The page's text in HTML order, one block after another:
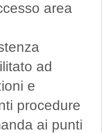
area
ad
e
procedure
ai punti